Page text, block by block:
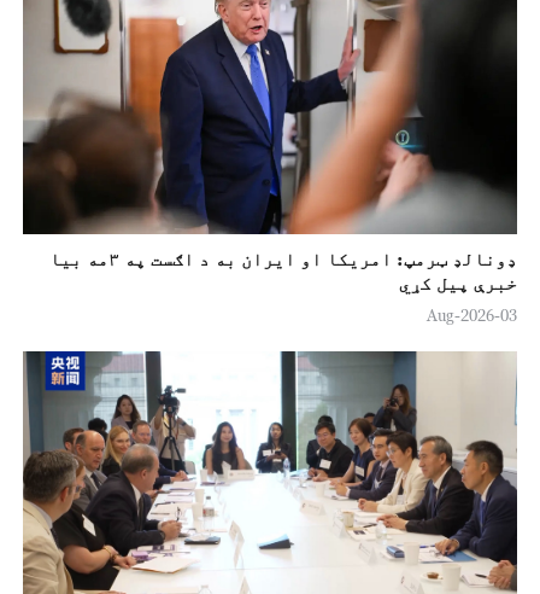
ډونالډ ټرمپ: امريکا او ايران به د اګست په ۳مه بیا
خبرې پیل کړي
03-Aug-2026